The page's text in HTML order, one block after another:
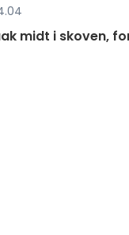
midt i skoven,